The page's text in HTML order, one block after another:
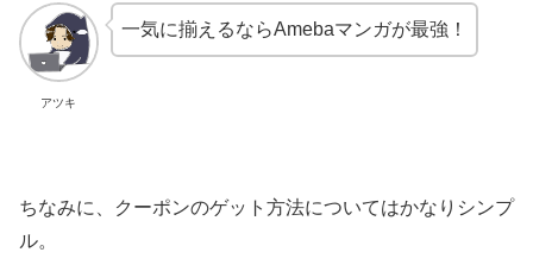
アツキ
一気に揃えるならAmebaマンガが最強！
ちなみに、クーポンのゲット方法についてはかなりシンプ
ル。